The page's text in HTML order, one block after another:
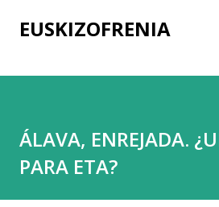
Ir al contenido
EUSKIZOFRENIA
ÁLAVA, ENREJADA.
PARA ETA?